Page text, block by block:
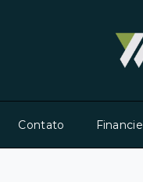
Contato Financie